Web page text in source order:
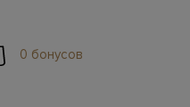
0 бонусов